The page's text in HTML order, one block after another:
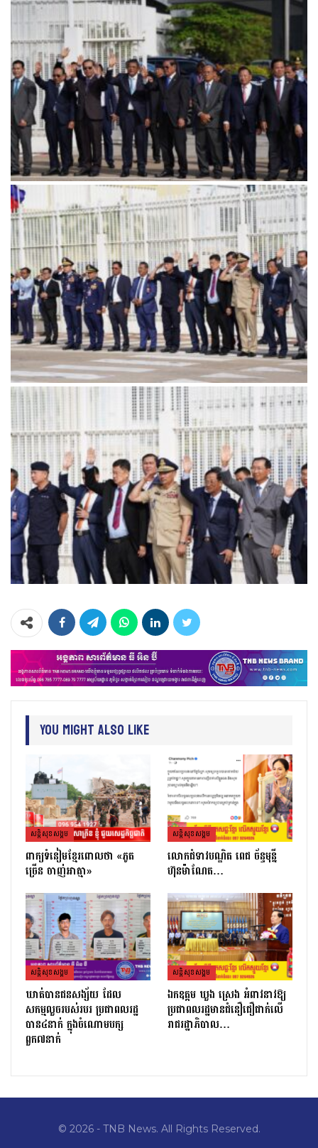
You Might Also Like
សន្តិសុខសង្គម
ពាក្យទំនៀមខ្មែរពោលថា «ភូត
ច្រើន ចាញ់អាត្មា»
សន្តិសុខសង្គម
លោកជំទាវបណ្ឌិត ពេជ ច័ន្ទមុន្នី
ហ៊ុនម៉ាណែត…
សន្តិសុខសង្គម
ឃាត់បានជនសង្ស័យ ដែល
សកម្មលួចរបស់របរ ប្រជាពលរដ្ឋ
បាន៤នាក់ ក្នុងចំណោមបក្ស
ពួក៧នាក់
សន្តិសុខសង្គម
ឯកឧត្ដម ឃួង ស្រេង អំពាវនាវឱ្យ
ប្រជាពលរដ្ឋមានជំនឿជឿជាក់លើ
រាជរដ្ឋាភិបាល…
© 2026 - TNB News. All Rights Reserved.